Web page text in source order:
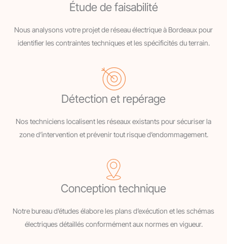
Étude de faisabilité
Nous analysons votre projet de réseau électrique à Bordeaux pour
identifier les contraintes techniques et les spécificités du terrain.
Détection et repérage
Nos techniciens localisent les réseaux existants pour sécuriser la
zone d’intervention et prévenir tout risque d’endommagement.
Conception technique
Notre bureau d’études élabore les plans d’exécution et les schémas
électriques détaillés conformément aux normes en vigueur.